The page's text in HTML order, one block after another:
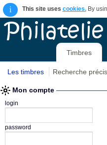
i This site uses cookies.By
Timbres
Les timbres Recherche
Mon compte
login
password